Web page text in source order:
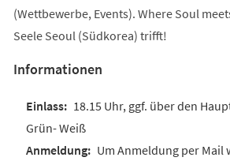
(Wettbewerbe, Events). Where Soul
Seele Seoul (Südkorea) trifft!
Informationen
18.15 Uhr, ggf. über den
Grün- Weiß
Um Anmeldung per Mail